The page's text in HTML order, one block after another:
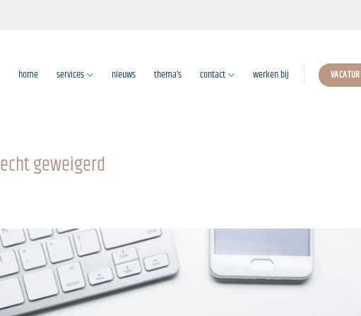
home services nieuws thema’s contact werken bij
geweigerd